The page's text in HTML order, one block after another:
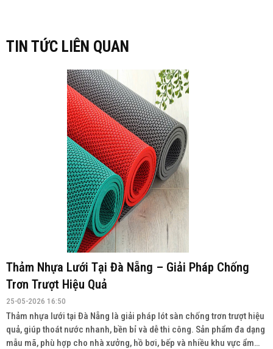
TIN TỨC LIÊN QUAN
Thảm Nhựa Lưới Tại Đà Nẵng – Giải Pháp Chống
Trơn Trượt Hiệu Quả
25-05-2026 16:50
Thảm nhựa lưới tại Đà Nẵng là giải pháp lót sàn chống trơn trượt hiệu
quả, giúp thoát nước nhanh, bền bỉ và dễ thi công. Sản phẩm đa dạng
mẫu mã, phù hợp cho nhà xưởng, hồ bơi, bếp và nhiều khu vực ẩm